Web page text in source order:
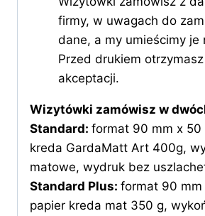
firmy, w uwagach do
dane, a my umieścimy je
Przed drukiem
akceptacji.
Wizytówki zamówisz w
Standard: format 90 mm x 50
kreda GardaMatt Art 400g,
matowe, wydruk bez
Standard Plus: format 90 mm
papier kreda mat 350 g,